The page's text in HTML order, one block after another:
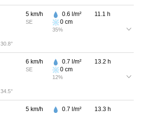
30.8°
5 km/h
SE
0.6 l/m²
0cm
35%
11.1 h
34.5°
6 km/h
SE
0.7 l/m²
0cm
12%
13.2 h
5 km/h 0.7 l/m²
13.3 h